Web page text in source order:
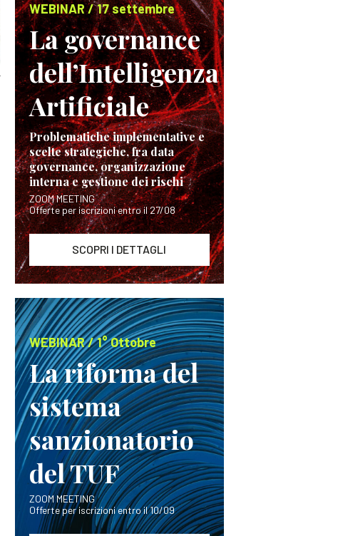
WEBINAR / 17 settembre
La governance
dell’Intelligenza
Artificiale
Problematiche implementative e
scelte strategiche, fra data
governance, organizzazione
interna e gestione dei rischi
ZOOM MEETING
Offerte per iscrizioni entro il 27/08
SCOPRI I DETTAGLI
WEBINAR / 1° Ottobre
La riforma del
sistema
sanzionatorio
del TUF
ZOOM MEETING
Offerte per iscrizioni entro il 10/09